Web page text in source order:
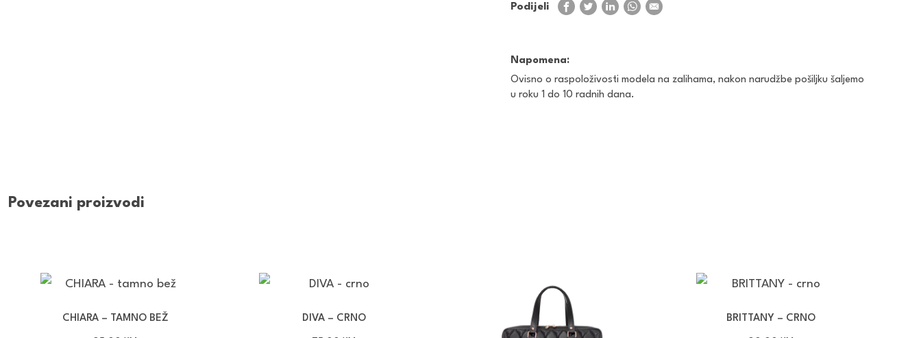
Podijeli
Napomena:
Ovisno o raspoloživosti modela na zalihama, nakon narudžbe pošiljku šaljemo
u roku 1 do 10 radnih dana.
Povezani proizvodi
CHIARA – TAMNO BEŽ DIVA – CRNO BRITTANY – CRNO